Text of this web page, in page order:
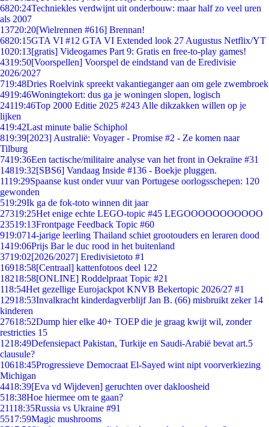
6820:24Techniekles verdwijnt uit onderbouw: maar half zo veel uren
als 2007
13720:20[Wielrennen #616] Brennan!
6820:15GTA VI #12 GTA VI Extended look 27 Augustus Netflix/YT
1020:13[gratis] Videogames Part 9: Gratis en free-to-play games!
4319:50[Voorspellen] Voorspel de eindstand van de Eredivisie
2026/2027
719:48Dries Roelvink spreekt vakantieganger aan om gele zwembroek
4919:46Woningtekort: dus ga je woningen slopen, logisch
24119:46Top 2000 Editie 2025 #243 Alle dikzakken willen op je
lijken
419:42Last minute balie Schiphol
819:39[2023] Australië: Voyager - Promise #2 - Ze komen naar
Tilburg
7419:36Een tactische/militaire analyse van het front in Oekraïne #31
14819:32[SBS6] Vandaag Inside #136 - Boekje pluggen.
1119:29Spaanse kust onder vuur van Portugese oorlogsschepen: 120
gewonden
519:29Ik ga de fok-toto winnen dit jaar
27319:25Het enige echte LEGO-topic #45 LEGOOOOOOOOOOO
23519:13Frontpage Feedback Topic #60
919:0714-jarige leerling Thailand schiet grootouders en leraren dood
1419:06Prijs Bar le duc rood in het buitenland
3719:02[2026/2027] Eredivisietoto #1
16918:58[Centraal] kattenfotoos deel 122
18218:58[ONLINE] Roddelpraat Topic #21
118:54Het gezellige Eurojackpot KNVB Bekertopic 2026/27 #1
12918:53Invalkracht kinderdagverblijf Jan B. (66) misbruikt zeker 14
kinderen
27618:52Dump hier elke 40+ TOEP die je graag kwijt wil, zonder
restricties 15
1218:49Defensiepact Pakistan, Turkije en Saudi-Arabië bevat art.5
clausule?
10618:45Progressieve Democraat El-Sayed wint nipt voorverkiezing
Michigan
4418:39[Eva vd Wijdeven] geruchten over dakloosheid
518:38Hoe hiermee om te gaan?
21118:35Russia vs Ukraine #91
5517:59Magic mushrooms